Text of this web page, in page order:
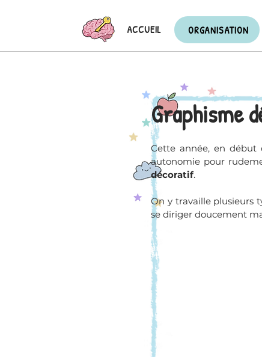
ORGANISATION
Graphisme
Cette année, en
autonomie pour
décoratif.
On y travaille plusieurs
se diriger doucement
ACCUEIL